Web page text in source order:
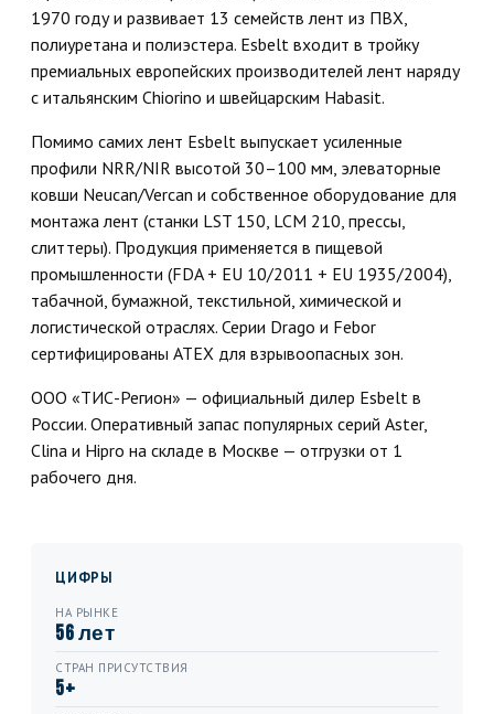
1970 году и развивает 13 семейств лент из ПВХ,
полиуретана и полиэстера. Esbelt входит в тройку
премиальных европейских производителей лент наряду
с итальянским Chiorino и швейцарским Habasit.
Помимо самих лент Esbelt выпускает усиленные
профили NRR/NIR высотой 30–100 мм, элеваторные
ковши Neucan/Vercan и собственное оборудование для
монтажа лент (станки LST 150, LCM 210, прессы,
слиттеры). Продукция применяется в пищевой
промышленности (FDA + EU 10/2011 + EU 1935/2004),
табачной, бумажной, текстильной, химической и
логистической отраслях. Серии Drago и Febor
сертифицированы ATEX для взрывоопасных зон.
ООО «ТИС-Регион» — официальный дилер Esbelt в
России. Оперативный запас популярных серий Aster,
Clina и Hipro на складе в Москве — отгрузки от 1
рабочего дня.
ЦИФРЫ
НА РЫНКЕ
56 лет
СТРАН ПРИСУТСТВИЯ
5+